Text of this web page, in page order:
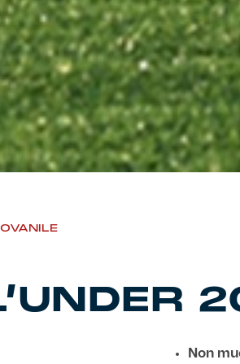
Non